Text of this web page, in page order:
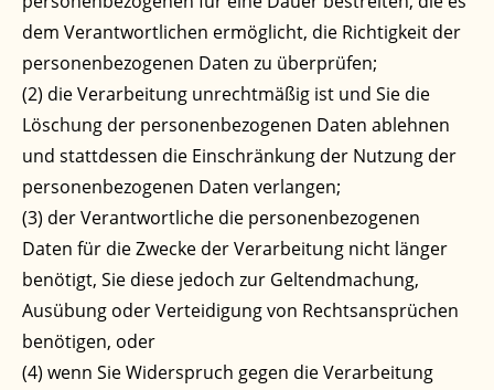
dem Verantwortlichen ermöglicht, die Richtigkeit der
personenbezogenen Daten zu überprüfen;
(2) die Verarbeitung unrechtmäßig ist und Sie die
Löschung der personenbezogenen Daten ablehnen
und stattdessen die Einschränkung der Nutzung der
personenbezogenen Daten verlangen;
(3) der Verantwortliche die personenbezogenen
Daten für die Zwecke der Verarbeitung nicht länger
benötigt, Sie diese jedoch zur Geltendmachung,
Ausübung oder Verteidigung von Rechtsansprüchen
benötigen, oder
(4) wenn Sie Widerspruch gegen die Verarbeitung